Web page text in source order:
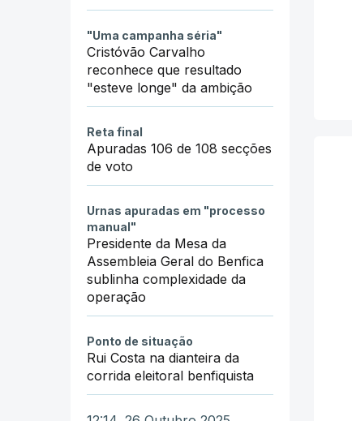
"Uma campanha séria"
Cristóvão Carvalho
reconhece que resultado
"esteve longe" da ambição
Reta final
Apuradas 106 de 108 secções
de voto
Urnas apuradas em "processo
manual"
Presidente da Mesa da
Assembleia Geral do Benfica
sublinha complexidade da
operação
Ponto de situação
Rui Costa na dianteira da
corrida eleitoral benfiquista